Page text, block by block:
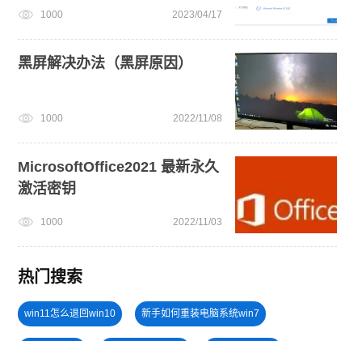
1000 2023/04/17
黑屏解决办法（黑屏原因）
1000 2022/11/08
MicrosoftOffice2021 最新永久
激活密钥
1000 2022/11/03
热门搜索
win11怎么退回win10 新手如何重装电脑系统win7